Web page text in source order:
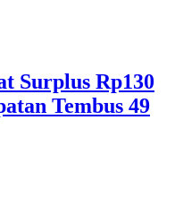
Surplus Rp130
Tembus 49